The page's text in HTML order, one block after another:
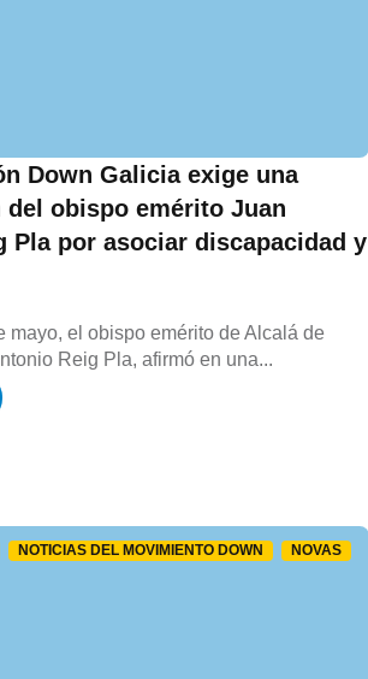
Down Galicia exige una
obispo emérito Juan
Pla por asociar discapacidad y
mayo, el obispo emérito de Alcalá de
Reig Pla, afirmó en una...
NOTICIAS DEL MOVIMIENTO DOWN NOVAS